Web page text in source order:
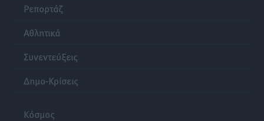
Ρεπορτάζ
Αθλητικά
Συνεντεύξεις
Δημο-Κρίσεις
Κόσμος